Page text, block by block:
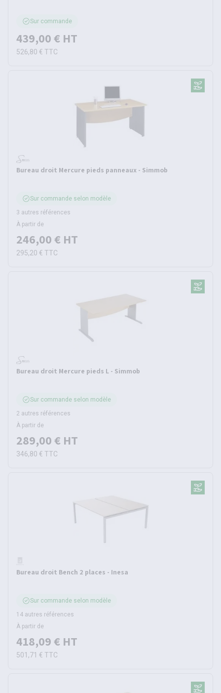
Sur commande
439,00 € HT
526,80 € TTC
Bureau droit Mercure pieds panneaux - Simmob
Sur commande selon modèle
3 autres références
À partir de
246,00 € HT
295,20 € TTC
Bureau droit Mercure pieds L - Simmob
Sur commande selon modèle
2 autres références
À partir de
289,00 € HT
346,80 € TTC
Bureau droit Bench 2 places - Inesa
Sur commande selon modèle
14 autres références
À partir de
418,09 € HT
501,71 € TTC